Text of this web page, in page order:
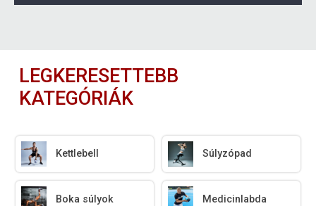
LEGKERESETTEBB
KATEGÓRIÁK
Kettlebell Súlyzópad
Boka súlyok Medicinlabda